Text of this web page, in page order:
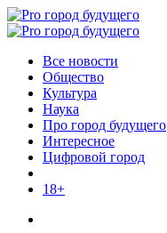
Menu
Поиск
Menu
Pro
Все новости
Общество
Культура
Наука
Про город будущего
Интересное
Цифровой город
18+